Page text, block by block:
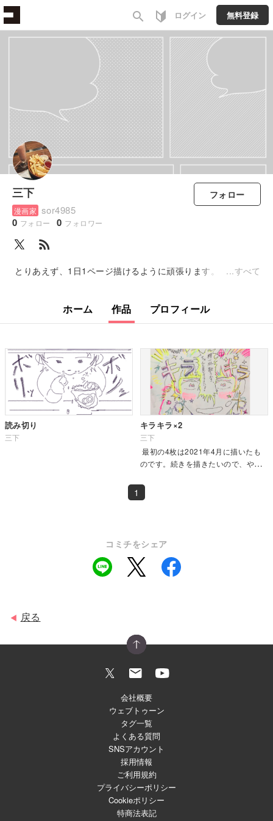
search ログイン 無料登録
三下
漫画家 sor4985
0 フォロー 0 フォロワー
フォロー
rss_feed
とりあえず、1日1ページ描けるように頑張ります。 すべて
ホーム 作品 プロフィール
読み切り
三下
キラキラ×2
三下
最初の4枚は2021年4月に描いたも
のです。続きを描きたいので、やる
ます。
1
コミチをシェア
◀ 戻る
会社概要
ウェブトゥーン
タグ一覧
よくある質問
SNSアカウント
採用情報
ご利用規約
プライバシーポリシー
Cookieポリシー
特商法表記